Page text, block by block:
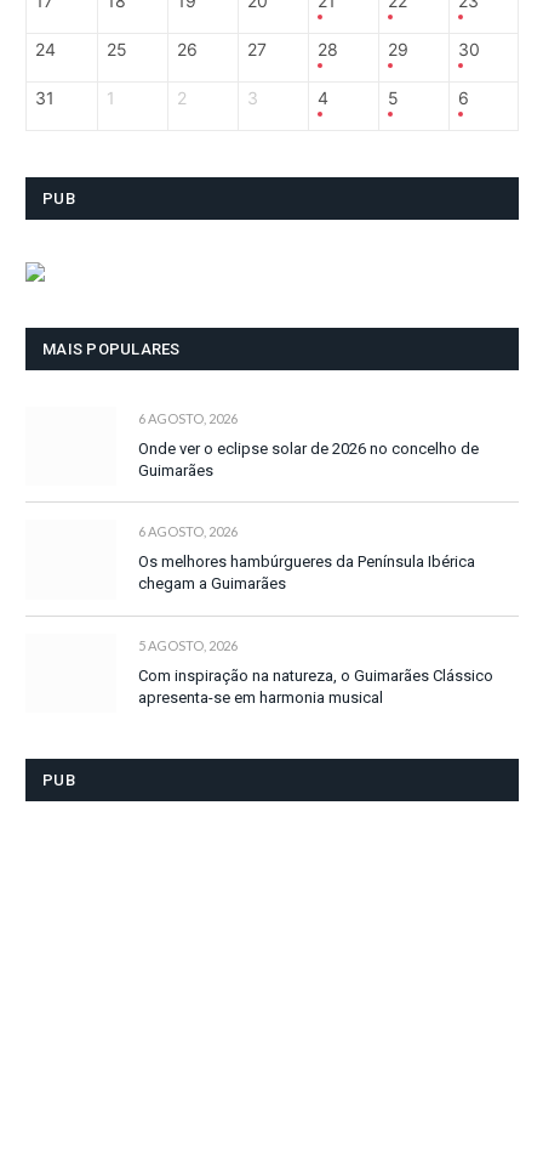
24 25 26 27 28 29 30
31 1 2 3 4 5 6
PUB
MAIS POPULARES
6 AGOSTO, 2026
Onde ver o eclipse solar de 2026 no concelho de
Guimarães
6 AGOSTO, 2026
Os melhores hambúrgueres da Península Ibérica
chegam a Guimarães
5 AGOSTO, 2026
Com inspiração na natureza, o Guimarães Clássico
apresenta-se em harmonia musical
PUB